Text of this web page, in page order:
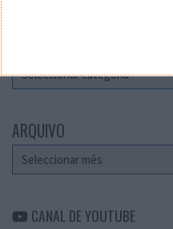
ARQUIVO
Arquivo
CANAL DE YOUTUBE